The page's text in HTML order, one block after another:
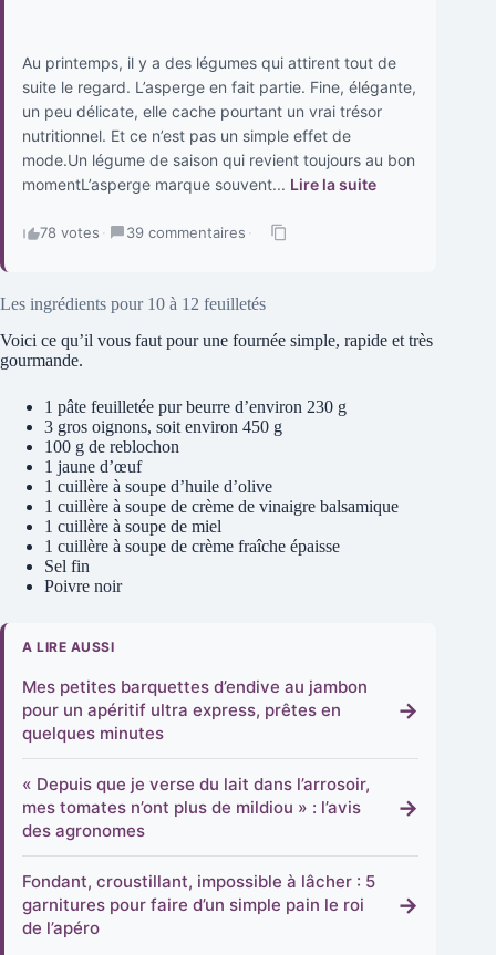
Au printemps, il y a des légumes qui attirent tout de
suite le regard. L’asperge en fait partie. Fine, élégante,
un peu délicate, elle cache pourtant un vrai trésor
nutritionnel. Et ce n’est pas un simple effet de
mode.Un légume de saison qui revient toujours au bon
momentL’asperge marque souvent... Lire la suite
78 votes · 39 commentaires ·
Les ingrédients pour 10 à 12 feuilletés
Voici ce qu’il vous faut pour une fournée simple, rapide et très
gourmande.
1 pâte feuilletée pur beurre d’environ 230 g
3 gros oignons, soit environ 450 g
100 g de reblochon
1 jaune d’œuf
1 cuillère à soupe d’huile d’olive
1 cuillère à soupe de crème de vinaigre balsamique
1 cuillère à soupe de miel
1 cuillère à soupe de crème fraîche épaisse
Sel fin
Poivre noir
A LIRE AUSSI
Mes petites barquettes d’endive au jambon
pour un apéritif ultra express, prêtes en
quelques minutes
→
« Depuis que je verse du lait dans l’arrosoir,
mes tomates n’ont plus de mildiou » : l’avis
des agronomes
→
Fondant, croustillant, impossible à lâcher : 5
garnitures pour faire d’un simple pain le roi
de l’apéro
→